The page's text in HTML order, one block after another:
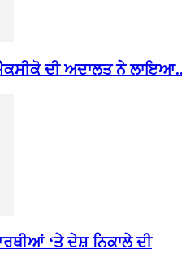
ਦੀ ਅਦਾਲਤ ਨੇ
‘ਤੇ ਦੇਸ਼ ਨਿਕਾਲੇ ਦੀ